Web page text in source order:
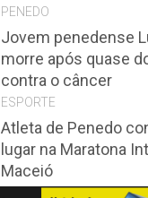
PENEDO
Jovem penedense
morre após quase
contra o câncer
ESPORTE
Atleta de Penedo
lugar na Maratona
Maceió